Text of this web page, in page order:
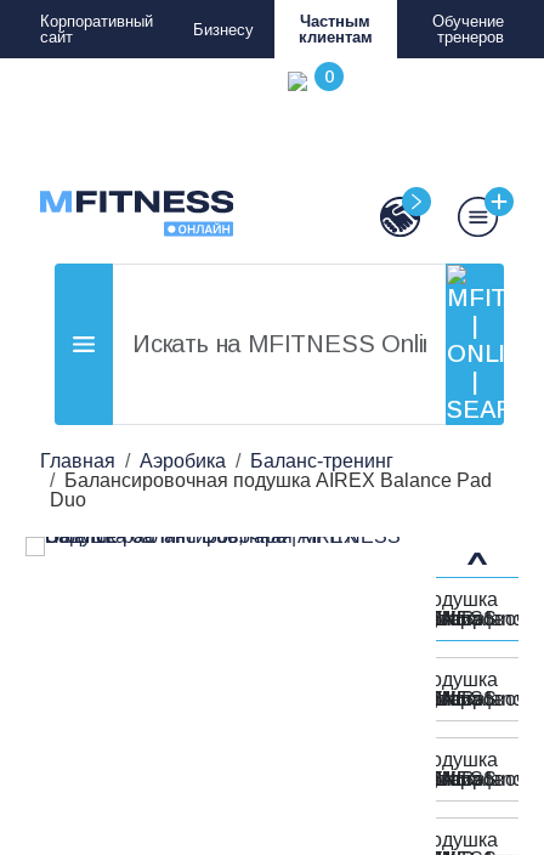
Корпоративный
сайт
Бизнесу
Частным
клиентам
Обучение
тренеров
Главная Аэробика
Баланс-тренинг
Балансировочная подушка AIREX Balance Pad
Duo